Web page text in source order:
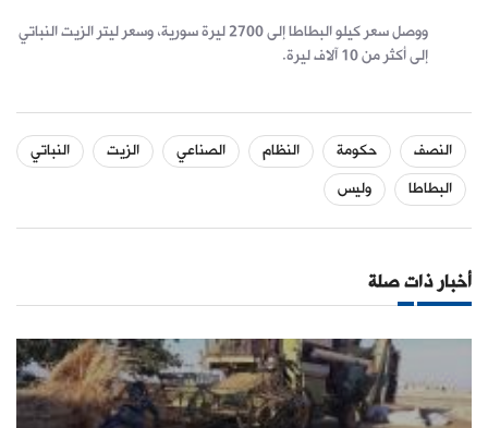
ووصل سعر كيلو البطاطا إلى 2700 ليرة سورية، وسعر ليتر الزيت النباتي
إلى أكثر من 10 آلاف ليرة.
النصف حكومة النظام الصناعي الزيت
النباتي
البطاطا
وليس
أخبار ذات صلة